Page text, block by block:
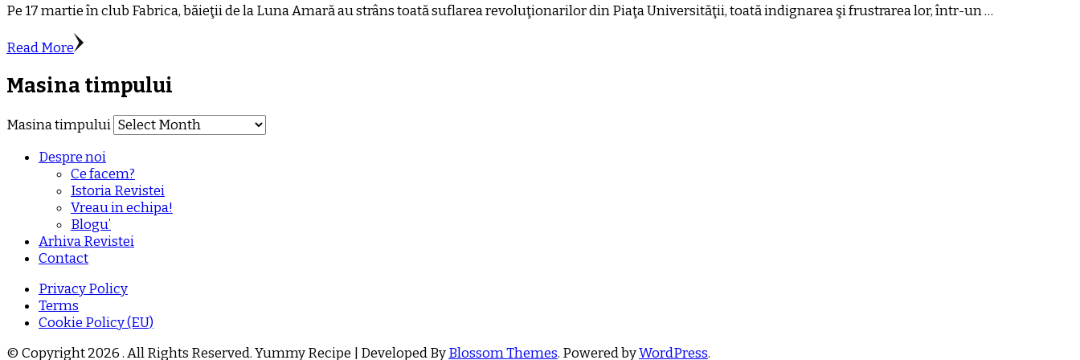
Pe 17 martie în club Fabrica, băieţii de la Luna Amară au strâns toată suflarea revoluţionarilor din Piaţa Universităţii, toată indignarea şi frustrarea lor, într-un …
Read More
Masina timpului
Masina timpului
Despre noi
Ce facem?
Istoria Revistei
Vreau in echipa!
Blogu’
Arhiva Revistei
Contact
Privacy Policy
Terms
Cookie Policy (EU)
© Copyright 2026. All Rights Reserved.Yummy Recipe | Developed ByBlossom Themes. Powered byWordPress.